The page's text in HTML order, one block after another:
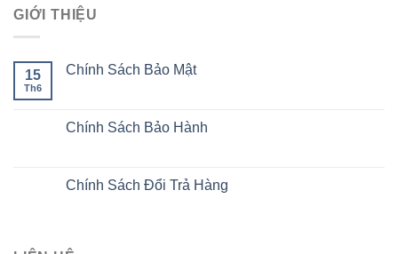
GIỚI THIỆU
15
Th6
Chính Sách Bảo Mật
Chính Sách Bảo Hành
Chính Sách Đổi Trả Hàng